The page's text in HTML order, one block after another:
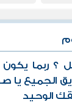
؟ ربما
الجميع يا
الوحيد